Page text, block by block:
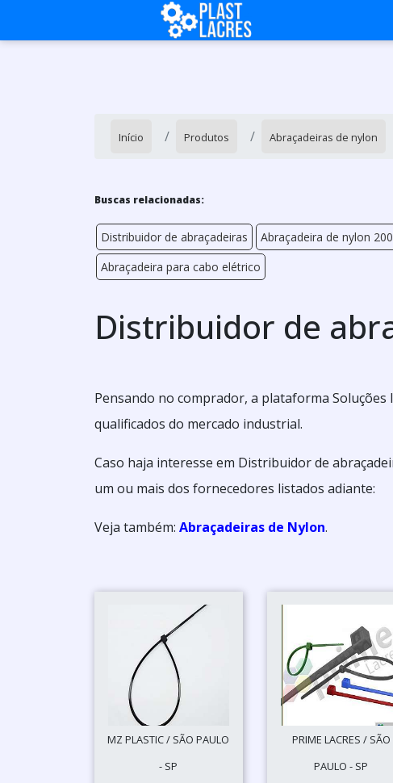
Início Produtos Abraçadeiras de nylon
Buscas relacionadas:
Distribuidor de abraçadeiras Abraçadeira de nylon
Abraçadeira para cabo elétrico
Distribuidor de
Pensando no comprador, a plataforma
qualificados do mercado industrial.
Caso haja interesse em Distribuidor de
um ou mais dos fornecedores listados adiante:
Veja também: Abraçadeiras de Nylon.
MZ PLASTIC / SÃO PAULO
- SP
PRIME LACRES / SÃO
PAULO - SP